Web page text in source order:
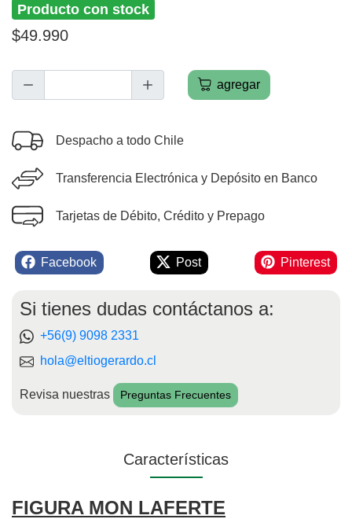
Producto con stock
$49.990
agregar
Despacho a todo Chile
Transferencia Electrónica y Depósito en Banco
Tarjetas de Débito, Crédito y Prepago
Facebook Post Pinterest
Si tienes dudas contáctanos a:
+56(9) 9098 2331
hola@eltiogerardo.cl
Revisa nuestras Preguntas Frecuentes
Características
FIGURA MON LAFERTE